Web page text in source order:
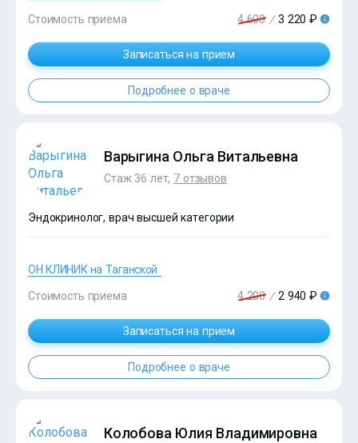
Стоимость приема 4 600 / 3 220 ₽
Записаться на прием
Подробнее о враче
?>
Варыгина Ольга Витальевна
Стаж 36 лет, 7 отзывов
Эндокринолог, врач высшей категории
ОН КЛИНИК на Таганской
Стоимость приема 4 200 / 2 940 ₽
Записаться на прием
Подробнее о враче
Колобова Юлия Владимировна